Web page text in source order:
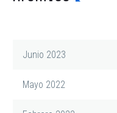
Junio 2023
Mayo 2022